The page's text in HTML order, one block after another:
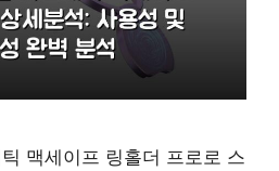
맥세이프 링홀더 프로로 스